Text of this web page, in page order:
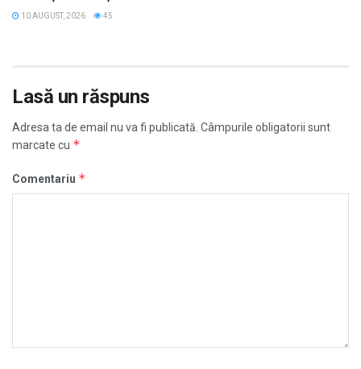
10 AUGUST, 2026 45
Lasă un răspuns
Adresa ta de email nu va fi publicată. Câmpurile obligatorii sunt
marcate cu *
Comentariu *